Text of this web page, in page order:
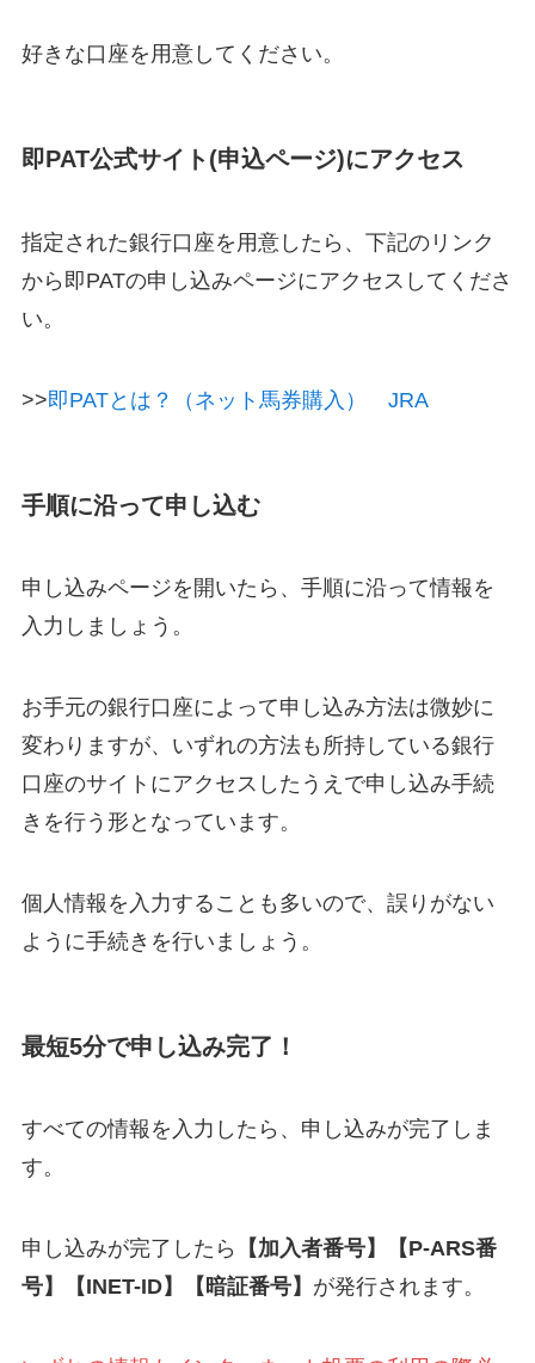
好きな口座を用意してください。
即PAT公式サイト(申込ページ)にアクセス
指定された銀行口座を用意したら、下記のリンク
から即PATの申し込みページにアクセスしてくださ
い。
>>即PATとは？（ネット馬券購入） JRA
手順に沿って申し込む
申し込みページを開いたら、手順に沿って情報を
入力しましょう。
お手元の銀行口座によって申し込み方法は微妙に
変わりますが、いずれの方法も所持している銀行
口座のサイトにアクセスしたうえで申し込み手続
きを行う形となっています。
個人情報を入力することも多いので、誤りがない
ように手続きを行いましょう。
最短5分で申し込み完了！
すべての情報を入力したら、申し込みが完了しま
す。
申し込みが完了したら
【加入者番号】【P-ARS番
号】【INET-ID】【暗証番号】 が発行されます。